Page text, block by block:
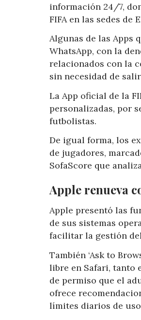
información 24/7,
FIFA en las sedes de
Algunas de las Apps
WhatsApp, con la
relacionados con la
sin necesidad de
La App oficial de la
personalizadas, por
futbolistas.
De igual forma, los
de jugadores,
SofaScore que
Apple renueva
Apple presentó las
de sus sistemas
facilitar la gestión
También ‘Ask to
libre en Safari, tanto
de permiso que el
ofrece
límites diarios de